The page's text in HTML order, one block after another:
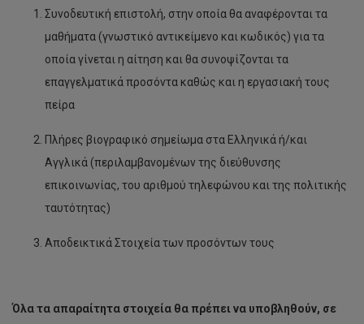
Συνοδευτική επιστολή, στην οποία θα αναφέρονται τα
μαθήματα (γνωστικό αντικείμενο και κωδικός) για τα
οποία γίνεται η αίτηση και θα συνοψίζονται τα
επαγγελματικά προσόντα καθώς και η εργασιακή τους
πείρα
Πλήρες βιογραφικό σημείωμα στα Ελληνικά ή/και
Αγγλικά (περιλαμβανομένων της διεύθυνσης
επικοινωνίας, του αριθμού τηλεφώνου και της πολιτικής
ταυτότητας)
Αποδεικτικά Στοιχεία των προσόντων τους
Όλα τα απαραίτητα στοιχεία θα πρέπει να υποβληθούν, σε